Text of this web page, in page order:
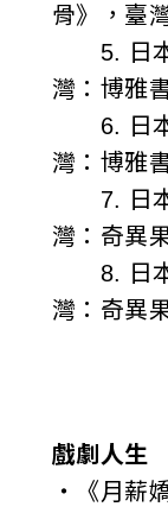
骨》，臺
5. 日本
灣：博雅
6. 日本
灣：博雅
7. 日本
灣：奇異
8. 日本
灣：奇異
戲劇人生
‧《月薪